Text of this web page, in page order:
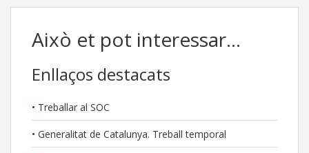
Això et pot interessar...
Enllaços destacats
Treballar al SOC
Generalitat de Catalunya. Treball temporal